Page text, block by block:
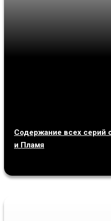
Содержание всех серий
и Пламя